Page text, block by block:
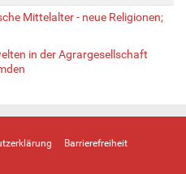
Mittelalter - neue Religionen;
in der Agrargesellschaft
Barrierefreiheit